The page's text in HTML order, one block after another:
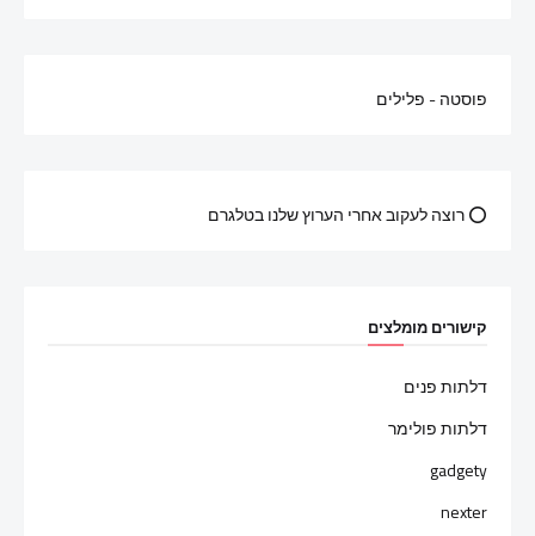
פוסטה - פלילים
⭕ רוצה לעקוב אחרי הערוץ שלנו בטלגרם
קישורים מומלצים
דלתות פנים
דלתות פולימר
gadgety
nexter